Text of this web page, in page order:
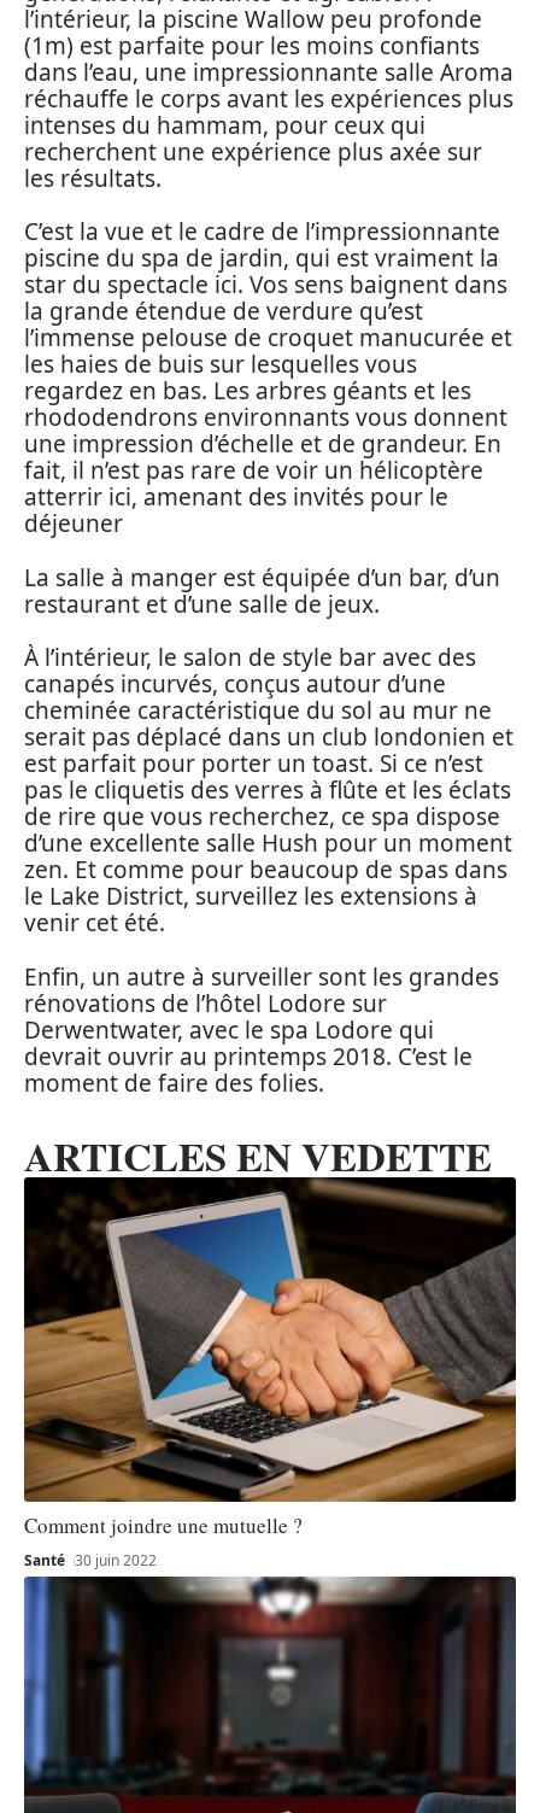
l’intérieur, la piscine Wallow peu profonde
(1m) est parfaite pour les moins confiants
dans l’eau, une impressionnante salle Aroma
réchauffe le corps avant les expériences plus
intenses du hammam, pour ceux qui
recherchent une expérience plus axée sur
les résultats.
C’est la vue et le cadre de l’impressionnante
piscine du spa de jardin, qui est vraiment la
star du spectacle ici. Vos sens baignent dans
la grande étendue de verdure qu’est
l’immense pelouse de croquet manucurée et
les haies de buis sur lesquelles vous
regardez en bas. Les arbres géants et les
rhododendrons environnants vous donnent
une impression d’échelle et de grandeur. En
fait, il n’est pas rare de voir un hélicoptère
atterrir ici, amenant des invités pour le
déjeuner
La salle à manger est équipée d’un bar, d’un
restaurant et d’une salle de jeux.
À l’intérieur, le salon de style bar avec des
canapés incurvés, conçus autour d’une
cheminée caractéristique du sol au mur ne
serait pas déplacé dans un club londonien et
est parfait pour porter un toast. Si ce n’est
pas le cliquetis des verres à flûte et les éclats
de rire que vous recherchez, ce spa dispose
d’une excellente salle Hush pour un moment
zen. Et comme pour beaucoup de spas dans
le Lake District, surveillez les extensions à
venir cet été.
Enfin, un autre à surveiller sont les grandes
rénovations de l’hôtel Lodore sur
Derwentwater, avec le spa Lodore qui
devrait ouvrir au printemps 2018. C’est le
moment de faire des folies.
ARTICLES EN VEDETTE
Comment joindre une mutuelle ?
Santé 30 juin 2022